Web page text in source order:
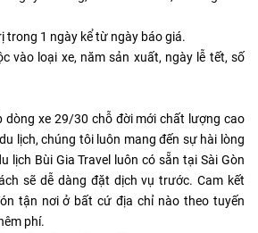
trong 1 ngày kể từ ngày báo giá.
vào loại xe, năm sản xuất, ngày lễ tết, số
dòng xe 29/30 chỗ đời mới chất lượng cao
lịch, chúng tôi luôn mang đến sự hài lòng
lịch Bùi Gia Travel luôn có sẵn tại Sài Gòn
sẽ dễ dàng đặt dịch vụ trước. Cam kết
tận nơi ở bất cứ địa chỉ nào theo tuyến
phí.